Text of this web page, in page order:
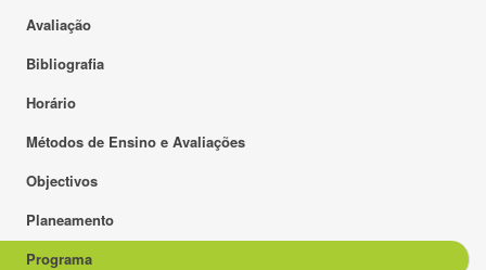
Avaliação
Bibliografia
Horário
Métodos de Ensino e Avaliações
Objectivos
Planeamento
Programa